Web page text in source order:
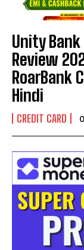
Unity
Review
RoarBank
Hindi
CREDIT CARD